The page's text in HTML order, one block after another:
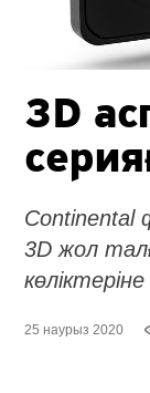
3D
Continental
3D жол
25 наурыз 2020